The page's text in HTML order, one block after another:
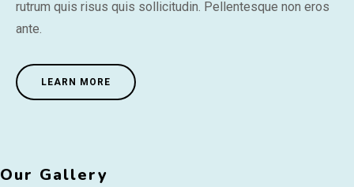
rutrum quis risus quis sollicitudin. Pellentesque non eros
ante.
LEARN MORE
Our Gallery